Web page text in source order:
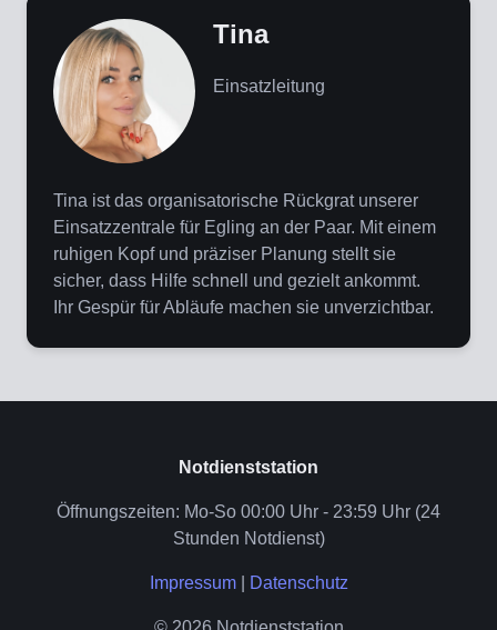
Tina
Einsatzleitung
Tina ist das organisatorische Rückgrat unserer
Einsatzzentrale für Egling an der Paar. Mit einem
ruhigen Kopf und präziser Planung stellt sie
sicher, dass Hilfe schnell und gezielt ankommt.
Ihr Gespür für Abläufe machen sie unverzichtbar.
Notdienststation
Öffnungszeiten: Mo-So 00:00 Uhr - 23:59 Uhr (24
Stunden Notdienst)
Impressum| Datenschutz